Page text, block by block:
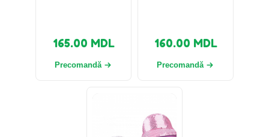
165.00 MDL
Precomandă
160.00 MDL
Precomandă